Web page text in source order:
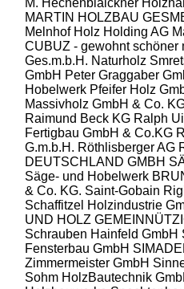
M. Hechenblaickner
MARTIN HOLZBAU
Melnhof Holz Holding AG
CUBUZ - gewohnt schöner
Ges.m.b.H. Naturholz
GmbH Peter Graggaber
Hobelwerk Pfeifer Holz
Massivholz GmbH & Co.
Raimund Beck KG Ralph
Fertigbau GmbH & Co.KG
G.m.b.H. Röthlisberger AG
DEUTSCHLAND GMBH
Säge- und Hobelwerk
& Co. KG. Saint-Gobain
Schaffitzel Holzindustrie
UND HOLZ
Schrauben Hainfeld GmbH
Fensterbau GmbH
Zimmermeister GmbH
Sohm HolzBautechnik